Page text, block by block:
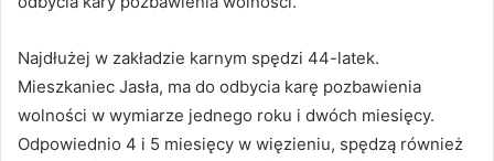
Najdłużej w zakładzie karnym spędzi 44-latek.
Mieszkaniec Jasła, ma do odbycia karę pozbawienia
wolności w wymiarze jednego roku i dwóch miesięcy.
Odpowiednio 4 i 5 miesięcy w więzieniu, spędzą również